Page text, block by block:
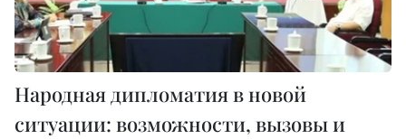
Народная дипломатия в новой
ситуации: возможности, вызовы и